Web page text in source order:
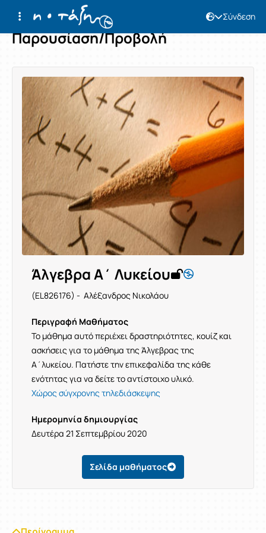
Σύνδεση
Παρουσίαση/Προβολή
Άλγεβρα Α΄ Λυκείου
(EL826176) - Αλέξανδρος Νικολάου
Περιγραφή Μαθήματος
Το μάθημα αυτό περιέχει δραστηριότητες, κουίζ και
ασκήσεις για το μάθημα της Άλγεβρας της
Α΄λυκείου. Πατήστε την επικεφαλίδα της κάθε
ενότητας για να δείτε το αντίστοιχο υλικό.
Χώρος σύγχρονης τηλεδιάσκεψης
Ημερομηνία δημιουργίας
Δευτέρα 21 Σεπτεμβρίου 2020
Σελίδα μαθήματος